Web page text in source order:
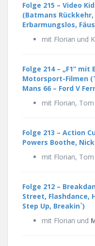
Folge 215 – Video
(Batmans Rückkehr,
Erbarmungslos,
mit Florian und
Folge 214 – „F1“
Motorsport-Filmen
Mans 66 – Ford V
mit Florian,
Folge 213 – Action
Powers Boothe,
mit Florian,
Folge 212 –
Street, Flashdance,
Step Up, Breakin`)
mit Florian und